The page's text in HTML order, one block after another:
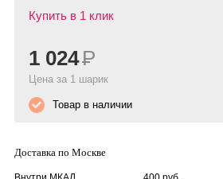
Купить в 1 клик
1 024Р
Цена за 1 шарик
Товар в наличии
Доставка по Москве